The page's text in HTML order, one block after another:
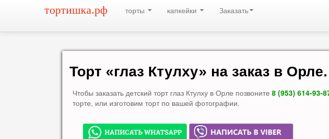
тортишка.рф торты капкейки Заказать
Торт «глаз Ктулху» на заказ в
Чтобы заказать детский торт глаз Ктулху в Орле позвоните 8 (953) 614-93-
торте, или изготовим торт по вашей фотографии.